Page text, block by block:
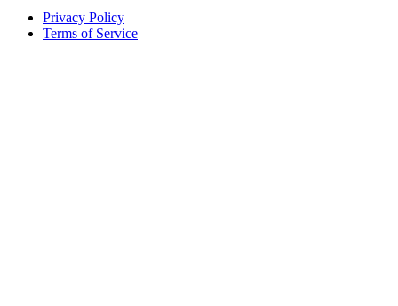
Privacy Policy
Terms of Service